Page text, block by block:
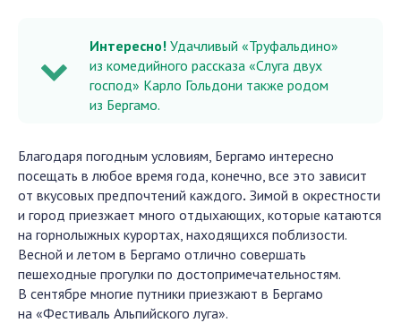
Интересно! Удачливый «Труфальдино»
из комедийного рассказа «Слуга двух
господ» Карло Гольдони также родом
из Бергамо.
Благодаря погодным условиям, Бергамо интересно
посещать в любое время года, конечно, все это зависит
от вкусовых предпочтений каждого. Зимой в окрестности
и город приезжает много отдыхающих, которые катаются
на горнолыжных курортах, находящихся поблизости.
Весной и летом в Бергамо отлично совершать
пешеходные прогулки по достопримечательностям.
В сентябре многие путники приезжают в Бергамо
на «Фестиваль Альпийского луга».